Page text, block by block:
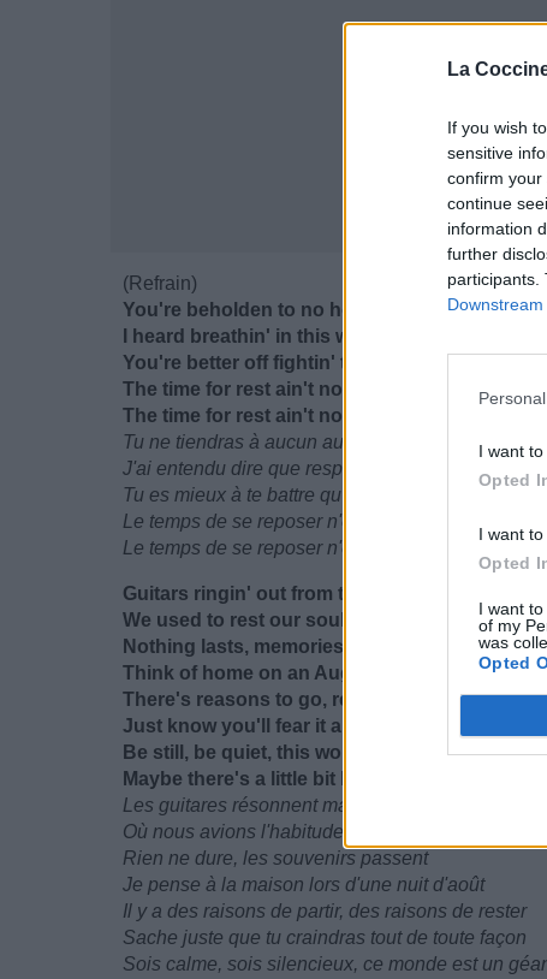
La
If you wish
sensitive
confirm your
continue
information
further
participants.
I want
Opted
I want
Opted
I want
of my
was
Opted
(Refrain)
You're beholden to no holders, boy
I heard breathin' in this world is the thief of joy
You're better off fightin' than you are dead
The time for rest ain't now 'cause the kids need
The time for rest ain't now 'cause the kids need
Tu ne tiendras à aucun autre garçon sans attache
J'ai entendu dire que respirer dans ce monde est
Tu es mieux à te battre qu'à être mort
Le temps de se reposer n'est pas maintenant car
Le temps de se reposer n'est pas maintenant car
Guitars ringin' out from the top of that house
We used to rest our souls inside
Nothing lasts, memories pass
Think of home on an August night
There's reasons to go, reasons to stay
Just know you'll fear it all anyway
Be still, be quiet, this world's a giant
Maybe there's a little bit left to save
Les guitares résonnent maintenant depuis le
Où nous avions l'habitude d'apaiser nos âmes
Rien ne dure, les souvenirs passent
Je pense à la maison lors d'une nuit d'août
Il y a des raisons de partir, des raisons de rester
Sache juste que tu craindras tout de toute façon
Sois calme, sois silencieux, ce monde est un